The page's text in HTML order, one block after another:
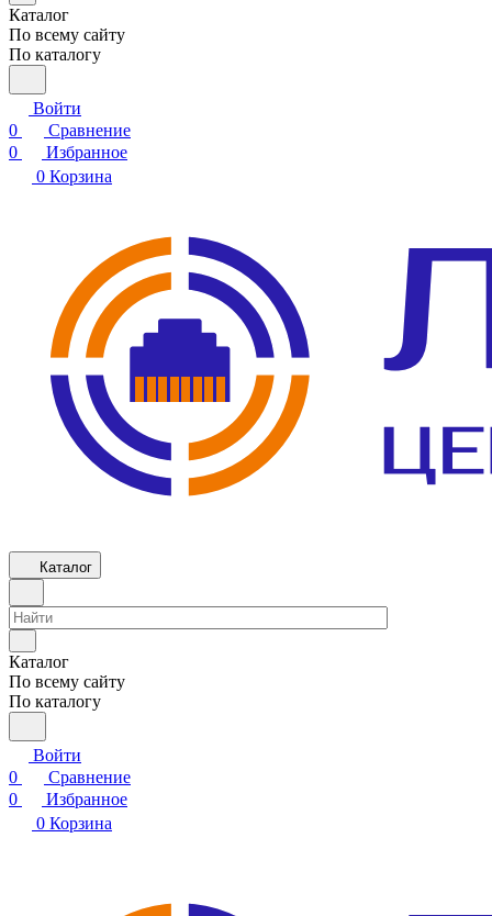
Каталог
По всему сайту
По каталогу
Войти
0
Сравнение
0
Избранное
0 Корзина
Каталог
Каталог
По всему сайту
По каталогу
Войти
0
Сравнение
0
Избранное
0 Корзина